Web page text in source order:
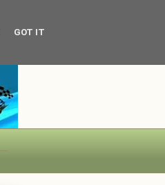
GOT IT